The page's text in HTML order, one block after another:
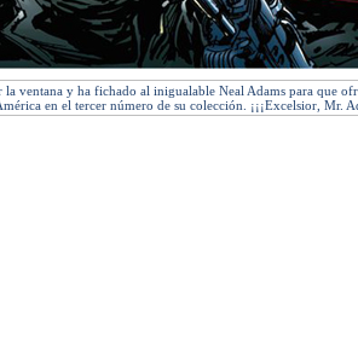
ventana y ha fichado al inigualable Neal Adams para que
en el tercer número de su colección. ¡¡¡Excelsior, Mr.